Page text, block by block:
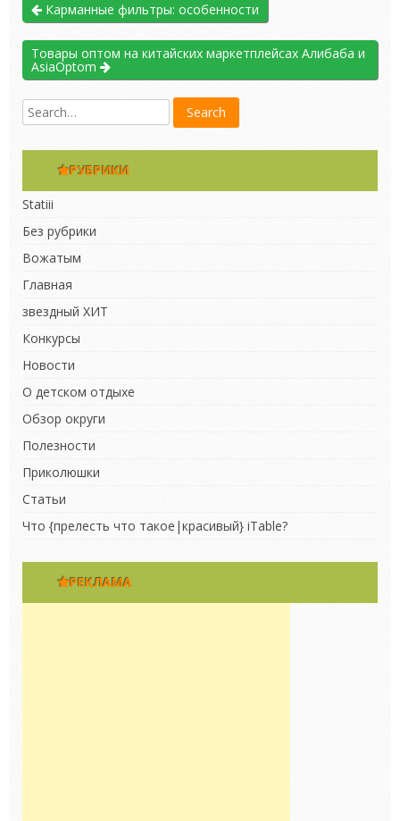
Карманные фильтры: особенности
Товары оптом на китайских маркетплейсах Алибаба и
AsiaOptom
РУБРИКИ
Statiii
Без рубрики
Вожатым
Главная
звездный ХИТ
Конкурсы
Новости
О детском отдыхе
Обзор округи
Полезности
Приколюшки
Статьи
Что {прелесть что такое|красивый} iTable?
РЕКЛАМА